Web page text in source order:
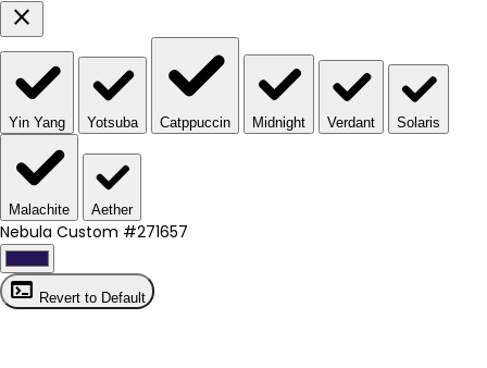
close
Yin Yang Yotsuba Catppuccin Midnight Verdant Solaris
Malachite Aether
Nebula Custom #271657
terminal Revert to Default